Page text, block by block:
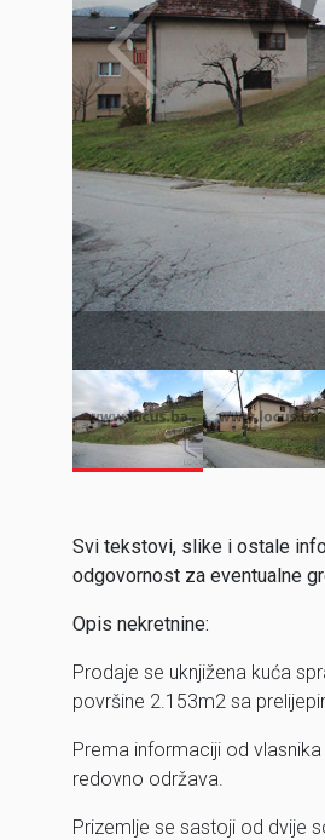
Svi tekstovi, slike i ostale
odgovornost za eventualne
Opis nekretnine:
Prodaje se uknjižena kuća
površine 2.153m2 sa
Prema informaciji od
redovno održava.
Prizemlje se sastoji od dvije